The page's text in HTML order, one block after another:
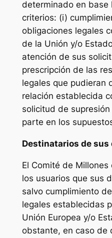
determinado en base
criterios: (i)
obligaciones legales
de la Unión y/o
atención de sus
prescripción de las
legales que pudieran
relación establecida
solicitud de
parte en los
Destinatarios de sus
El Comité de
los usuarios que sus
salvo cumplimiento
legales establecidas
Unión Europea y/o
obstante, en caso de